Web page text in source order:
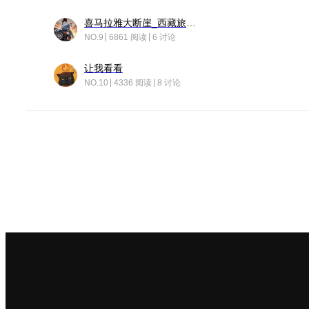
NO.9 6861 阅读 6 讨论
让我看看
NO.10 4336 阅读 8 讨论